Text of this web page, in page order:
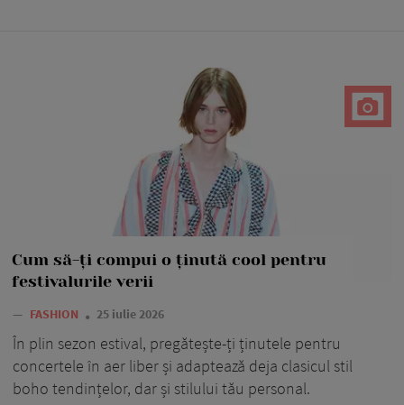
Cum să-ți compui o ținută cool pentru
festivalurile verii
— FASHION 25 iulie 2026
În plin sezon estival, pregătește-ți ținutele pentru
concertele în aer liber și adaptează deja clasicul stil
boho tendințelor, dar și stilului tău personal.